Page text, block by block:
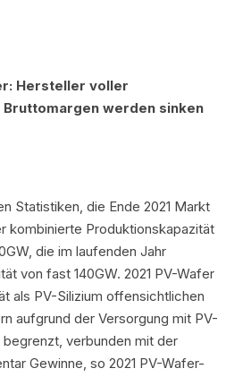
Hersteller voller
Bruttomargen werden sinken
Statistiken, die Ende 2021 Markt
kombinierte Produktionskapazität
die im laufenden Jahr
von fast 140GW. 2021 PV-Wafer
als PV-Silizium offensichtlichen
aufgrund der Versorgung mit PV-
verbunden mit der
Gewinne, so 2021 PV-Wafer-